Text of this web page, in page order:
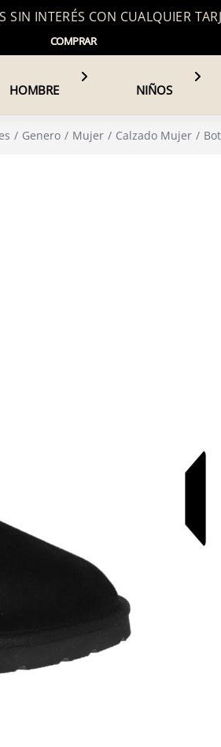
SIN INTERÉS CON CUALQUIER
COMPRAR
HOMBRE NIÑOS
Genero Mujer Calzado Mujer